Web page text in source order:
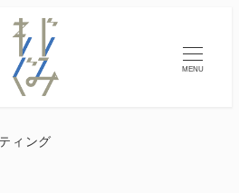
MENU
ィング